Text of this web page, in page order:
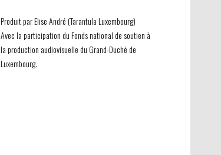
Produit par Elise André (Tarantula Luxembourg)
Avec la participation du Fonds national de soutien à
la production audiovisuelle du Grand-Duché de
Luxembourg.